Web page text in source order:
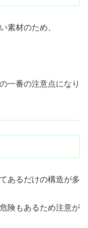
素材のため、
一番の注意点になり
あるだけの構造が多
険もあるため注意が